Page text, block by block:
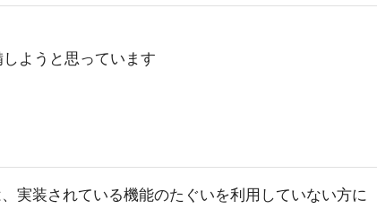
ようと思っています
実装されている機能のたぐいを利用していない方に